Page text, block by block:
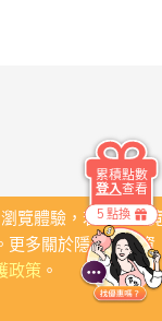
覽體驗，若繼續瀏
更多關於隱私保護資
政策。
5 點換
累積點數
登入查看